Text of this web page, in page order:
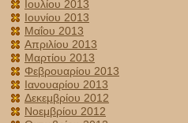
Ιουλίου 2013
Ιουνίου 2013
Μαΐου 2013
Απριλίου 2013
Μαρτίου 2013
Φεβρουαρίου 2013
Ιανουαρίου 2013
Δεκεμβρίου 2012
Νοεμβρίου 2012